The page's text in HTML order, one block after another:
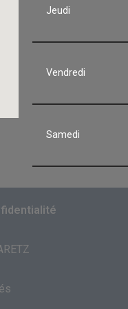
Jeudi
Vendredi
Samedi